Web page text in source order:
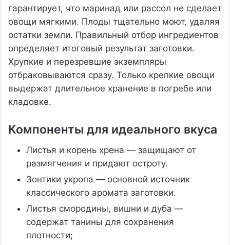
гарантирует, что маринад или рассол не сделает
овощи мягкими. Плоды тщательно моют, удаляя
остатки земли. Правильный отбор ингредиентов
определяет итоговый результат заготовки.
Хрупкие и перезревшие экземпляры
отбраковываются сразу. Только крепкие овощи
выдержат длительное хранение в погребе или
кладовке.
Компоненты для идеального вкуса
Листья и корень хрена — защищают от
размягчения и придают остроту.
Зонтики укропа — основной источник
классического аромата заготовки.
Листья смородины, вишни и дуба —
содержат танины для сохранения
плотности;